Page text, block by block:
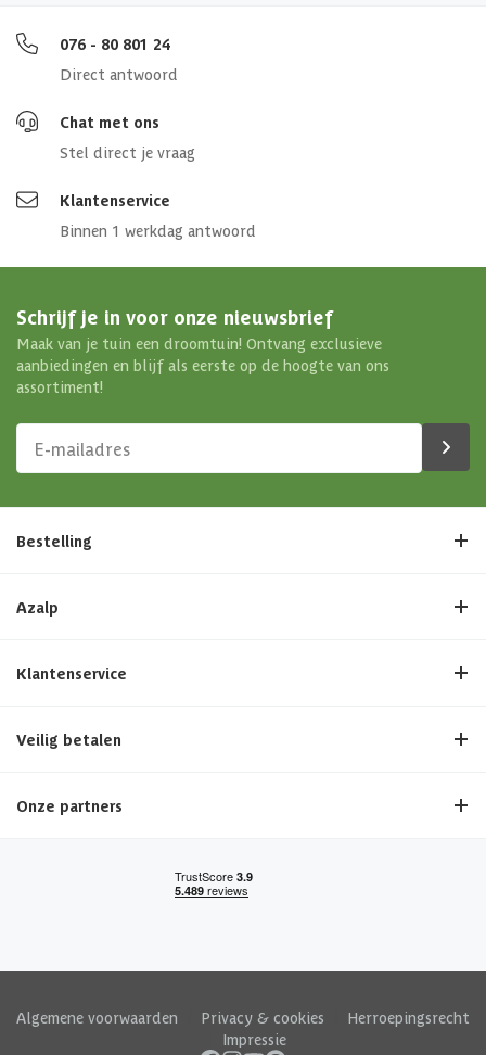
076 - 80 801 24
Direct antwoord
Chat met ons
Stel direct je vraag
Klantenservice
Binnen 1 werkdag antwoord
Schrijf je in voor onze nieuwsbrief
Maak van je tuin een droomtuin! Ontvang exclusieve
aanbiedingen en blijf als eerste op de hoogte van ons
assortiment!
Bestelling
Azalp
Klantenservice
Veilig betalen
Onze partners
Algemene voorwaarden Privacy & cookies
Herroepingsrecht
Impressie